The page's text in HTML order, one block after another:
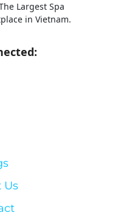
Largest Spa
in Vietnam.
Us